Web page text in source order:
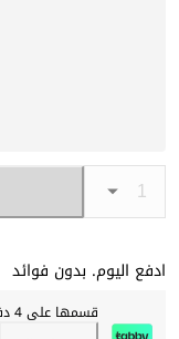
ادفع اليوم. بدون فوائد
قسمها على 4 دفعات شهرية بقيمة